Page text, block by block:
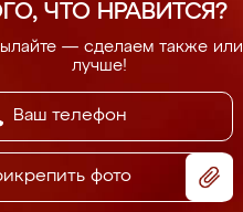
ЧТО НРАВИТСЯ?
— сделаем также или
лучше!
фото